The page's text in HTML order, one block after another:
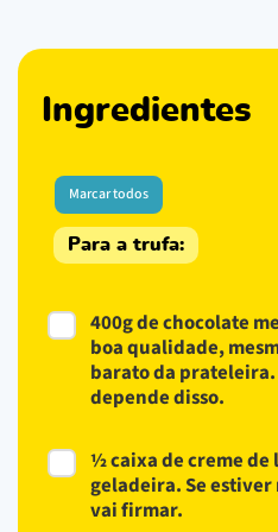
Ingredientes
Marcar todos
Para a trufa:
400g de chocolate
boa qualidade,
barato da
depende disso.
½ caixa de creme
geladeira. Se
vai firmar.